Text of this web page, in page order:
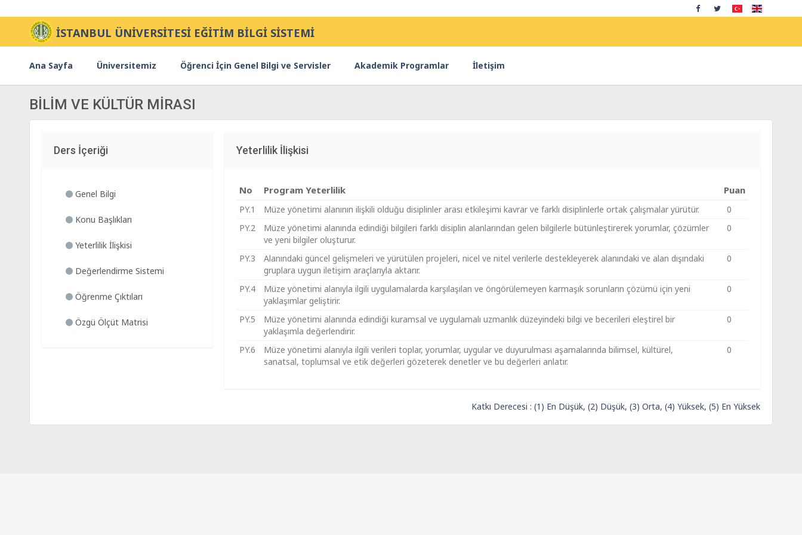
İSTANBUL ÜNİVERSİTESİ EĞİTİM BİLGİ SİSTEMİ
Ana Sayfa Üniversitemiz Öğrenci İçin Genel Bilgi ve Servisler Akademik Programlar İletişim
BİLİM VE KÜLTÜR MİRASI
Ders İçeriği
Genel Bilgi
Konu Başlıkları
Yeterlilik İlişkisi
Değerlendirme Sistemi
Öğrenme Çıktıları
Özgü Ölçüt Matrisi
Yeterlilik İlişkisi
No Program Yeterlilik Puan
PY.1 Müze yönetimi alanının ilişkili olduğu disiplinler arası etkileşimi kavrar ve farklı disiplinlerle ortak çalışmalar yürütür.
0
PY.2
Müze yönetimi alanında edindiği bilgileri farklı disiplin alanlarından gelen bilgilerle bütünleştirerek yorumlar, çözümler
ve yeni bilgiler oluşturur.
0
PY.3
Alanındaki güncel gelişmeleri ve yürütülen projeleri, nicel ve nitel verilerle destekleyerek alanındaki ve alan dışındaki
gruplara uygun iletişim araçlarıyla aktarır.
0
PY.4
Müze yönetimi alanıyla ilgili uygulamalarda karşılaşılan ve öngörülemeyen karmaşık sorunların çözümü için yeni
yaklaşımlar geliştirir.
0
PY.5
Müze yönetimi alanında edindiği kuramsal ve uygulamalı uzmanlık düzeyindeki bilgi ve becerileri eleştirel bir
yaklaşımla değerlendirir.
0
PY.6
Müze yönetimi alanıyla ilgili verileri toplar, yorumlar, uygular ve duyurulması aşamalarında bilimsel, kültürel,
sanatsal, toplumsal ve etik değerleri gözeterek denetler ve bu değerleri anlatır.
0
Katkı Derecesi : (1) En Düşük, (2) Düşük, (3) Orta, (4) Yüksek, (5) En Yüksek